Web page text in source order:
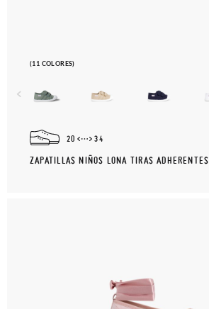
(11 COLORES)
20 34
ZAPATILLAS NIÑOS LONA TIRAS ADHERENTES